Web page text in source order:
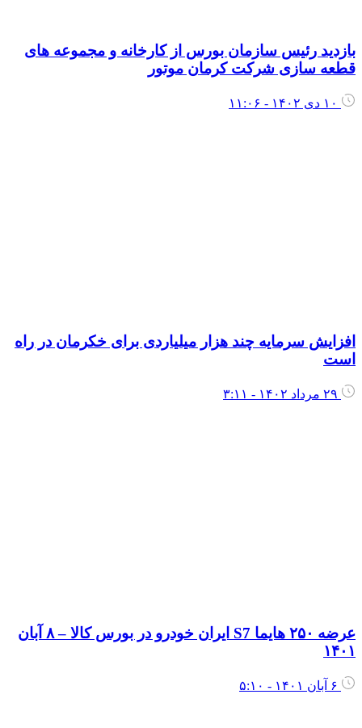
رئیس سازمان بورس از کارخانه و مجموعه های
سازی شرکت کرمان موتور
۱۰ دی ۱۴۰۲ - ۱۱:۰۶
سرمایه چند هزار میلیاردی برای خکرمان در راه
۲۹ مرداد ۱۴۰۲ - ۳:۱۱
عرضه ۲۵۰ هایما S7 ایران خودرو در بورس کالا – ۸ آبان
۶ آبان ۱۴۰۱ - ۵:۱۰